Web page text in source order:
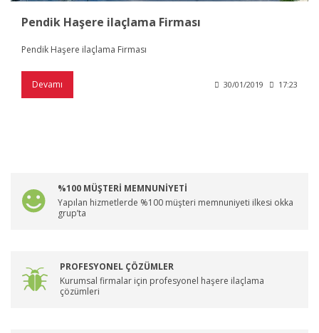
Pendik Haşere ilaçlama Firması
Pendik Haşere ilaçlama Firması
Devamı 30/01/2019 17:23
%100 MÜŞTERİ MEMNUNİYETİ
Yapılan hizmetlerde %100 müşteri memnuniyeti ilkesi okka
grup’ta
PROFESYONEL ÇÖZÜMLER
Kurumsal firmalar için profesyonel haşere ilaçlama
çözümleri